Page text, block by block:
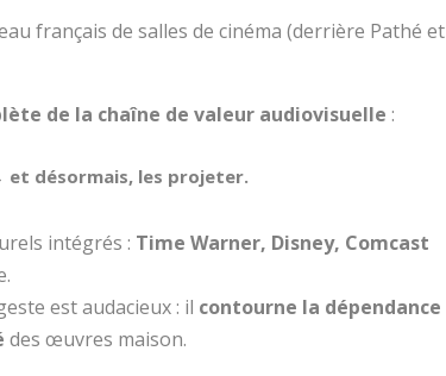
français de salles de cinéma (derrière Pathé et
de la chaîne de valeur audiovisuelle :
désormais, les projeter.
intégrés : Time Warner, Disney, Comcast
est audacieux : il contourne la dépendance
des œuvres maison.